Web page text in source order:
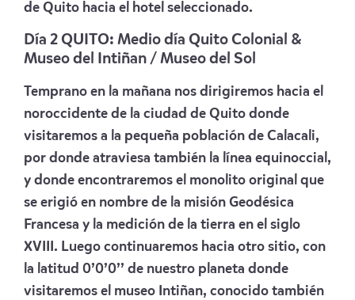
de Quito hacia el hotel seleccionado.
Día 2 QUITO: Medio día Quito Colonial &
Museo del Intiñan / Museo del Sol
Temprano en la mañana nos dirigiremos hacia el
noroccidente de la ciudad de Quito donde
visitaremos a la pequeña población de Calacali,
por donde atraviesa también la línea equinoccial,
y donde encontraremos el monolito original que
se erigió en nombre de la misión Geodésica
Francesa y la medición de la tierra en el siglo
XVIII. Luego continuaremos hacia otro sitio, con
la latitud 0’0’0’’ de nuestro planeta donde
visitaremos el museo Intiñan, conocido también